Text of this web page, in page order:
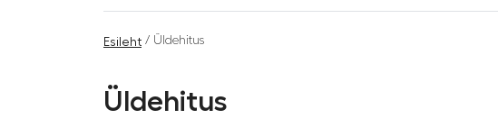
Esileht / Üldehitus
Üldehitus